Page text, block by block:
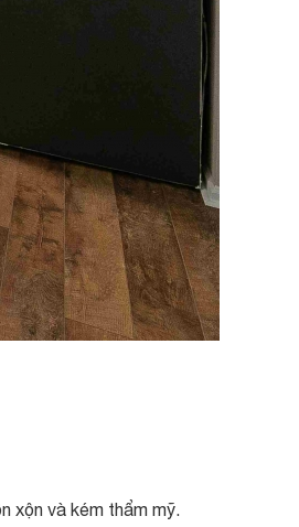
xộn và kém thẩm mỹ.